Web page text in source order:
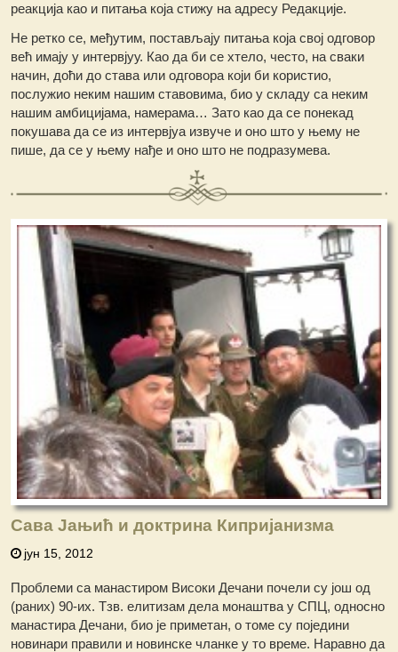
реакција као и питања која стижу на адресу Редакције.
Не ретко се, међутим, постављају питања која свој одговор
већ имају у интервјуу. Као да би се хтело, често, на сваки
начин, доћи до става или одговора који би користио,
послужио неким нашим ставовима, био у складу са неким
нашим амбицијама, намерама… Зато као да се понекад
покушава да се из интервјуа извуче и оно што у њему не
пише, да се у њему нађе и оно што не подразумева.
Сава Јањић и доктрина Кипријанизма
јун 15, 2012
Проблеми са манастиром Високи Дечани почели су још од
(раних) 90-их. Тзв. елитизам дела монаштва у СПЦ, односно
манастира Дечани, био је приметан, о томе су поједини
новинари правили и новинске чланке у то време. Наравно да